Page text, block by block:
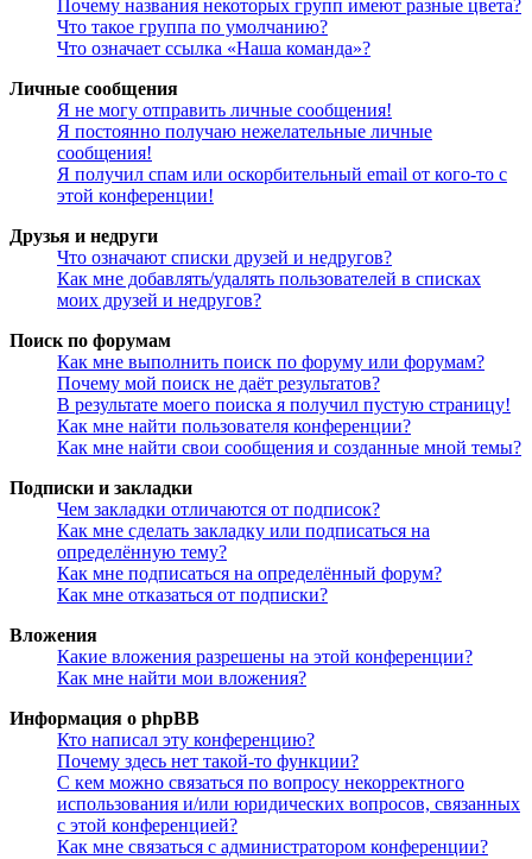
Почему названия некоторых групп имеют разные цвета?
Что такое группа по умолчанию?
Что означает ссылка «Наша команда»?
Личные сообщения
Я не могу отправить личные сообщения!
Я постоянно получаю нежелательные личные
сообщения!
Я получил спам или оскорбительный email от кого-то с
этой конференции!
Друзья и недруги
Что означают списки друзей и недругов?
Как мне добавлять/удалять пользователей в списках
моих друзей и недругов?
Поиск по форумам
Как мне выполнить поиск по форуму или форумам?
Почему мой поиск не даёт результатов?
В результате моего поиска я получил пустую страницу!
Как мне найти пользователя конференции?
Как мне найти свои сообщения и созданные мной темы?
Подписки и закладки
Чем закладки отличаются от подписок?
Как мне сделать закладку или подписаться на
определённую тему?
Как мне подписаться на определённый форум?
Как мне отказаться от подписки?
Вложения
Какие вложения разрешены на этой конференции?
Как мне найти мои вложения?
Информация о phpBB
Кто написал эту конференцию?
Почему здесь нет такой-то функции?
С кем можно связаться по вопросу некорректного
использования и/или юридических вопросов, связанных
с этой конференцией?
Как мне связаться с администратором конференции?